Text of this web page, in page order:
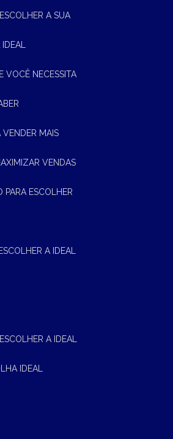
A SUA
VOCÊ NECESSITA
VENDER MAIS
VENDAS
PARA ESCOLHER
A IDEAL
A IDEAL
IDEAL